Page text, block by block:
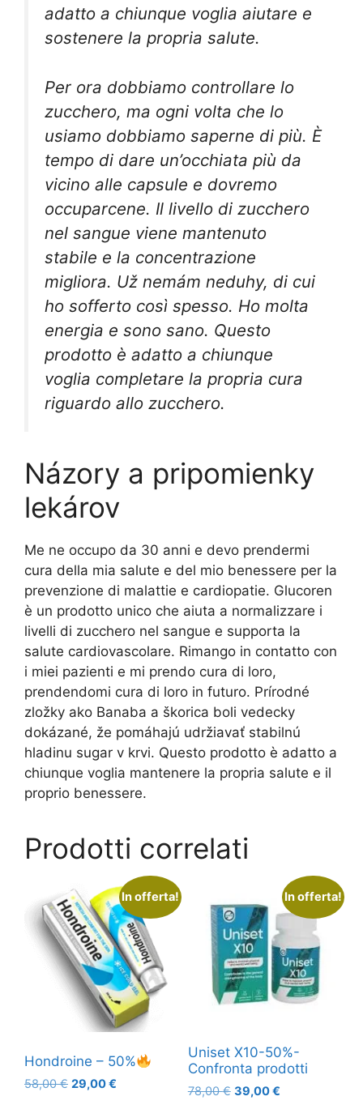
adatto a chiunque voglia aiutare e
sostenere la propria salute.
Per ora dobbiamo controllare lo
zucchero, ma ogni volta che lo
usiamo dobbiamo saperne di più. È
tempo di dare un’occhiata più da
vicino alle capsule e dovremo
occuparcene. Il livello di zucchero
nel sangue viene mantenuto
stabile e la concentrazione
migliora. Už nemám neduhy, di cui
ho sofferto così spesso. Ho molta
energia e sono sano. Questo
prodotto è adatto a chiunque
voglia completare la propria cura
riguardo allo zucchero.
Názory a pripomienky
lekárov
Me ne occupo da 30 anni e devo prendermi
cura della mia salute e del mio benessere per la
prevenzione di malattie e cardiopatie. Glucoren
è un prodotto unico che aiuta a normalizzare i
livelli di zucchero nel sangue e supporta la
salute cardiovascolare. Rimango in contatto con
i miei pazienti e mi prendo cura di loro,
prendendomi cura di loro in futuro. Prírodné
zložky ako Banaba a škorica boli vedecky
dokázané, že pomáhajú udržiavať stabilnú
hladinu sugar v krvi. Questo prodotto è adatto a
chiunque voglia mantenere la propria salute e il
proprio benessere.
Prodotti correlati
In offerta!
Hondroine – 50%
58,00€ Il
29,00€
In offerta!
Uniset X10-50%-
Confronta prodotti
78,00€ Il
39,00€Il